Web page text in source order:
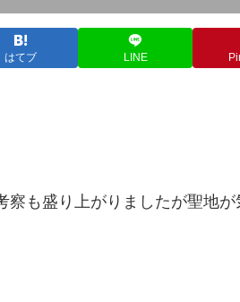
はてブ LINE
察も盛り上がりましたが聖地